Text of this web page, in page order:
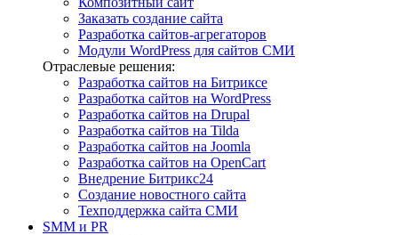
Заказать создание сайта
Разработка сайтов-агрегаторов
Модули WordPress для сайтов СМИ
Отраслевые решения:
Разработка сайтов на Битриксе
Разработка сайтов на WordPress
Разработка сайтов на Drupal
Разработка сайтов на Tilda
Разработка сайтов на Joomla
Разработка сайтов на OpenCart
Внедрение Битрикс24
Создание новостного сайта
Техподдержка сайта СМИ
SMM и PR